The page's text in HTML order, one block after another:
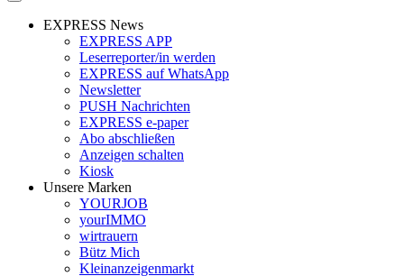
EXPRESS News
EXPRESS APP
Leserreporter/in werden
EXPRESS auf WhatsApp
Newsletter
PUSH Nachrichten
EXPRESS e-paper
Abo abschließen
Anzeigen schalten
Kiosk
Unsere Marken
YOURJOB
yourIMMO
wirtrauern
Bütz Mich
Kleinanzeigenmarkt